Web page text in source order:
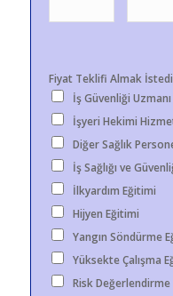
Fiyat Teklifi Almak
İş Güvenliği
İşyeri Hekimi
Diğer Sağlık
İş Sağlığı ve
İlkyardım Eğitimi
Hijyen Eğitimi
Yangın Söndürme
Yüksekte Çalışma
Risk Değerlendirme